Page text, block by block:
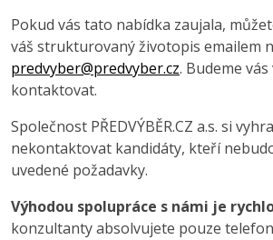
Pokud vás tato nabídka zaujala,
váš strukturovaný životopis emailem
predvyber@predvyber.cz. Budeme
kontaktovat.
Společnost PŘEDVÝBĚR.CZ a.s. si
nekontaktovat kandidáty, kteří
uvedené požadavky.
Výhodou spolupráce s námi je
konzultanty absolvujete pouze